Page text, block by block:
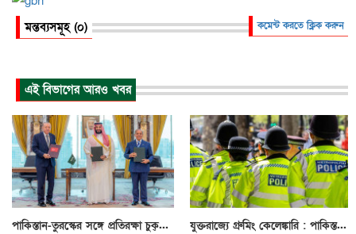
মন্তব্যসমূহ (০) কমেন্ট করতে ক্লিক করুন
এই বিভাগের আরও খবর
পাকিস্তান-তুরস্কের সঙ্গে প্রতিরক্ষা চুক্... যুক্তরাজ্যে গ্রুমিং কেলেঙ্কারি : পাকিস্ত...